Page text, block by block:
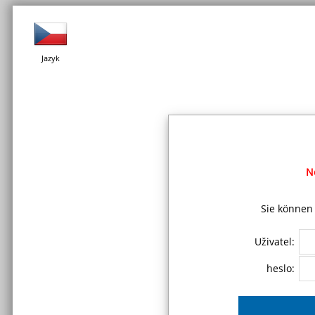
Jazyk
Sie
Uživatel:
heslo: